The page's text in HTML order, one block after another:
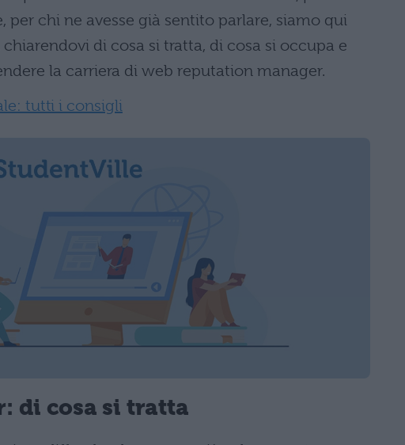
chi ne avesse già sentito parlare, siamo qui
di cosa si tratta, di cosa si occupa e
la carriera di web reputation manager.
tutti i consigli
di cosa si tratta